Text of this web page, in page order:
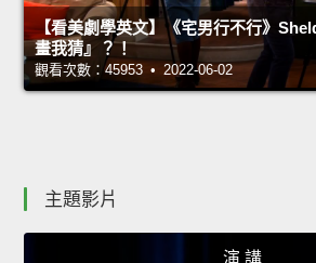
【看美劇學英文】《宅男行不行》
畫我猜』？！
觀看次數：45953 • 2022-06-02
主題影片
演 講